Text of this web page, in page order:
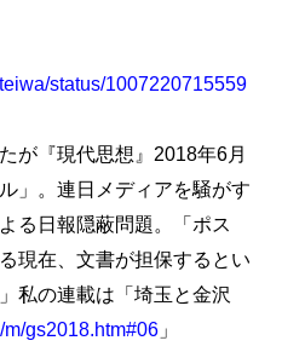
status/1007220715559
が『現代思想』2018年6月
」。連日メディアを騒がす
る日報隠蔽問題。「ポス
現在、文書が担保するとい
私の連載は「埼玉と金沢
gs2018.htm#06 」